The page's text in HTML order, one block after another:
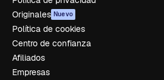
Originales Nuevo
Política de cookies
Centro de confianza
Afiliados
Empresas